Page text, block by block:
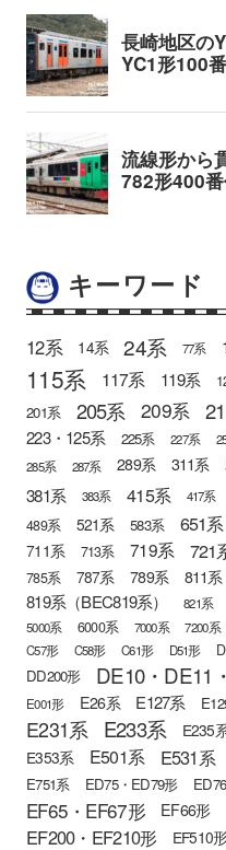
キーワード
12系 14系 24系 77系
115系 117系 119系
201系 205系 209系
223・125系 225系 227系
285系
287系 289系 311系
381系 383系 415系 417系
489系 521系 583系 651系
711系 713系 719系 721
785系 787系 789系 811系
819系（BEC819系） 821系
5000系 6000系 7000系 7200系
C57形
C58形 C61形 D51形
DD200形 DE10・DE11
E001形 E26系 E127系
E231系 E233系 E235
E353系 E501系 E531系
E751系 ED75・ED79形
EF65・EF67形 EF66形
EF200・EF210形
EF510